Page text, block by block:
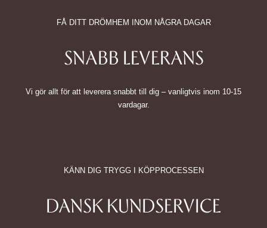
FÅ DITT DRÖMHEM INOM NÅGRA DAGAR
SNABB LEVERANS
Vi gör allt för att leverera snabbt till dig – vanligtvis inom 10-15
vardagar.
KÄNN DIG TRYGG I KÖPPROCESSEN
DANSK KUNDSERVICE